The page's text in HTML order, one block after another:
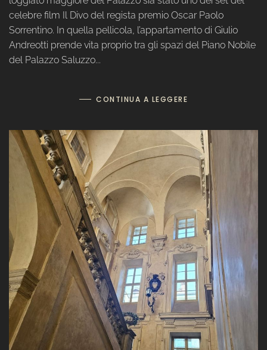
celebre film Il Divo del regista premio Oscar Paolo
Sorrentino. In quella pellicola, l’appartamento di Giulio
Andreotti prende vita proprio tra gli spazi del Piano Nobile
del Palazzo Saluzzo...
CONTINUA A LEGGERE